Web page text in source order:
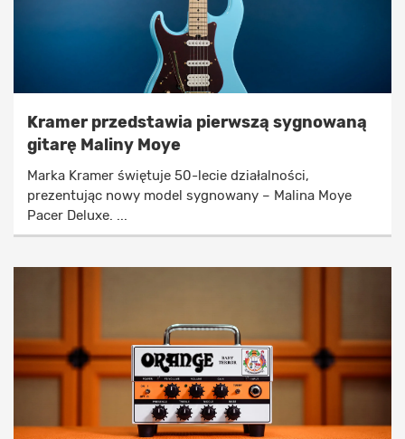
Kramer przedstawia pierwszą sygnowaną
gitarę Maliny Moye
Marka Kramer świętuje 50-lecie działalności,
prezentując nowy model sygnowany – Malina Moye
Pacer Deluxe. ...